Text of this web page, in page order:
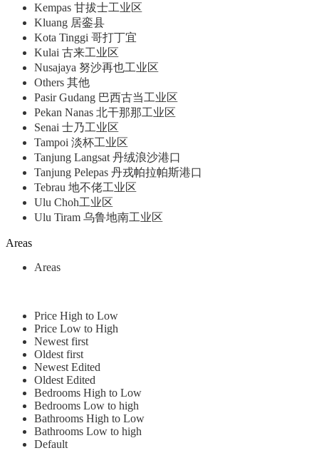
Kempas 甘拔士工业区
Kluang 居銮县
Kota Tinggi 哥打丁宜
Kulai 古来工业区
Nusajaya 努沙再也工业区
Others 其他
Pasir Gudang 巴西古当工业区
Pekan Nanas 北干那那工业区
Senai 士乃工业区
Tampoi 淡杯工业区
Tanjung Langsat 丹绒浪沙港口
Tanjung Pelepas 丹戎帕拉帕斯港口
Tebrau 地不佬工业区
Ulu Choh工业区
Ulu Tiram 乌鲁地南工业区
Areas
Areas
Price High to Low
Price Low to High
Newest first
Oldest first
Newest Edited
Oldest Edited
Bedrooms High to Low
Bedrooms Low to high
Bathrooms High to Low
Bathrooms Low to high
Default